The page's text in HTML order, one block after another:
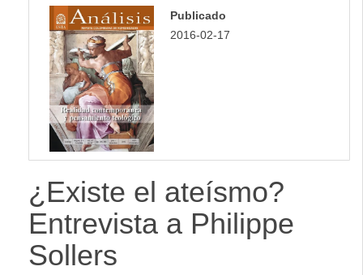
Publicado
2016-02-17
¿Existe el ateísmo?
Entrevista a Philippe
Sollers